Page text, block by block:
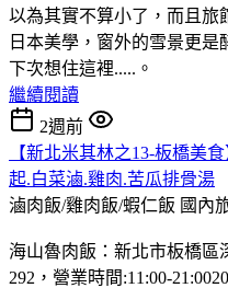
以為其實不算小了，而且旅
日本美學，窗外的雪景更
下次想住這裡.....。
繼續閱讀
2週前
【新北米其林之13-板橋美
起.白菜滷.雞肉.苦瓜排骨湯
滷肉飯/雞肉飯/蝦仁飯 國內
海山魯肉飯：新北市板橋區
292，營業時間:11:00-